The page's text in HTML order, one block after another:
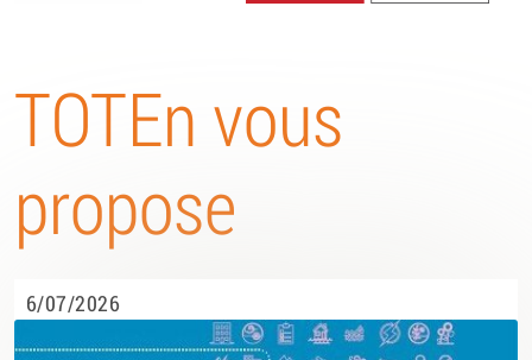
TOTEn vous
propose
6/07/2026